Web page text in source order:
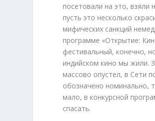
посетовали на это,
пусть это несколько
мифических санкций
программе «Открытие:
фестивальный, конечно,
индийском кино мы жили.
массово опустел, в Сети
обозначено номинально,
мало, в конкурсной
спасать.